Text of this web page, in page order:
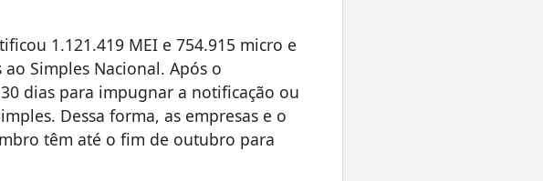
1.121.419 MEI e 754.915 micro e
Simples Nacional. Após o
dias para impugnar a notificação ou
Dessa forma, as empresas e o
têm até o fim de outubro para